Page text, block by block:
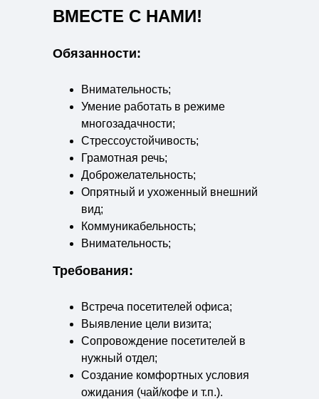
ВМЕСТЕ С НАМИ!
Внимательность;
Умение работать в режиме
многозадачности;
Стрессоустойчивость;
Грамотная речь;
Доброжелательность;
Опрятный и ухоженный внешний
вид;
Коммуникабельность;
Внимательность;
Обязанности:
Встреча посетителей офиса;
Выявление цели визита;
Сопровождение посетителей в
нужный отдел;
Создание комфортных условия
ожидания (чай/кофе и т.п.).
Требования: